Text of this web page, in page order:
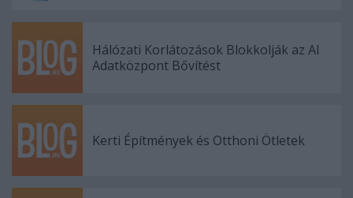
Hálózati Korlátozások Blokkolják az AI
Adatközpont Bővítést
Kerti Építmények és Otthoni Ötletek